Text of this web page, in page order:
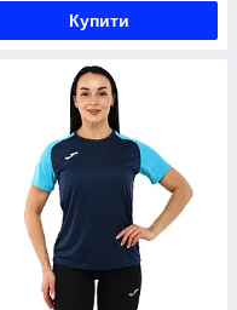
Купити